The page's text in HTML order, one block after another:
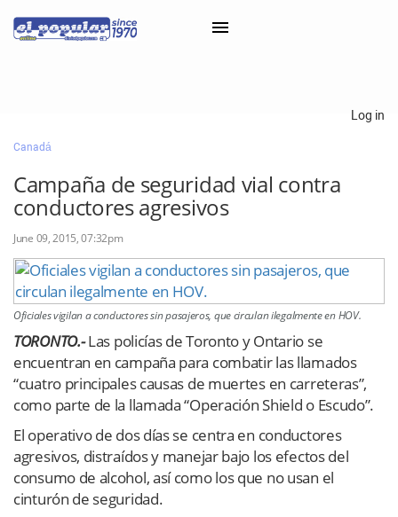
Classifieds
Categorías
Iniciar sesión con Clascal
×
Log in
Canadá
Campaña de seguridad vial contra
conductores agresivos
June 09, 2015, 07:32pm
Oficiales vigilan a conductores sin pasajeros, que circulan ilegalmente en HOV.
TORONTO.-Las policías de Toronto y Ontario se
encuentran en campaña para combatir las llamados
“cuatro principales causas de muertes en carreteras”,
como parte de la llamada “Operación Shield o Escudo”.
El operativo de dos días se centra en conductores
agresivos, distraídos y manejar bajo los efectos del
consumo de alcohol, así como los que no usan el
cinturón de seguridad.